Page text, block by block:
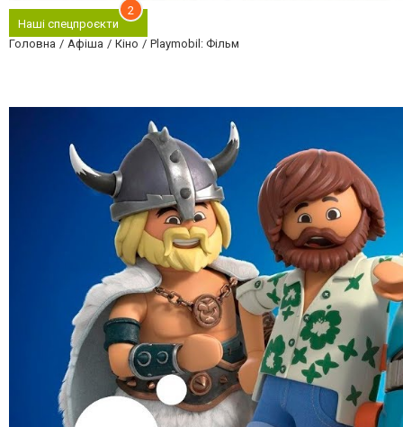
Наші спецпроєкти
2
Головна Афіша Кіно Playmobil: Фільм